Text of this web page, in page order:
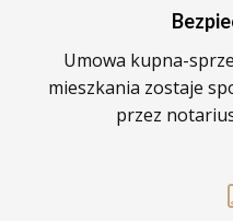
Umowa kupna-
mieszkania zostaje
przez